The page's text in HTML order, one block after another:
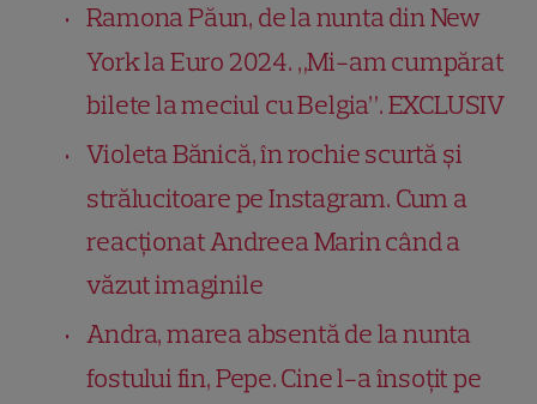
Ramona Păun, de la nunta din New
York la Euro 2024. „Mi-am cumpărat
bilete la meciul cu Belgia”. EXCLUSIV
Violeta Bănică, în rochie scurtă și
strălucitoare pe Instagram. Cum a
reacționat Andreea Marin când a
văzut imaginile
Andra, marea absentă de la nunta
fostului fin, Pepe. Cine l-a însoțit pe